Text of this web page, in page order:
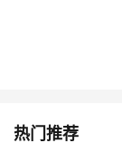
热门推荐